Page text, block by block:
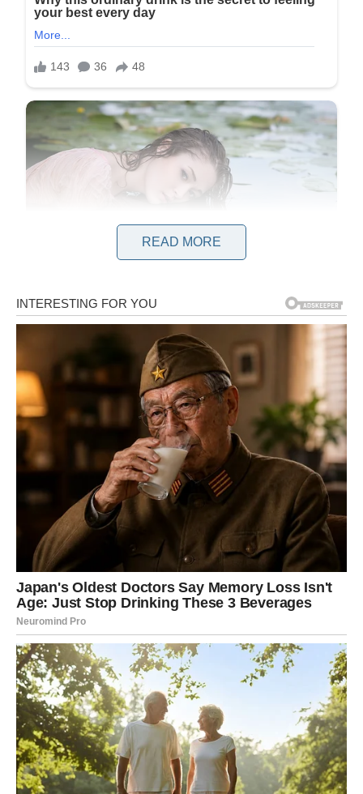
Radosna objava trudnoće Anje Alač, pored njenog
dvogodišnjeg sina Andreja, nesumnjivo je donela neizmernu
sreću Vesni, ponosnoj baki koja svoju ulogu već obavlja sa
velikim uspehom. Tokom svoje početne trudnoće, ova odana
majka otvoreno je izrazila želju da ima sina. U jednom
konkretnom slučaju, Anja je izjavila da je vodi isključivo njena
intuicija. Bila je potpuno svjesna da je ova uloga koju preuzima
nedvojbeno najznačajnija u njenom dosadašnjem životu.
“Aleksej je neverovatno i spokojno dete, i meni je veliko
zadovoljstvo da provodim vreme sa njim. Trenutno pravim
pauzu od posla kako bih se brinula o njemu, i iako zahtjevi
majčinstva mogu biti iscrpljujući, na to gledam kao na prirodan
dio života i trudim se prihvatiti svaki trenutak”. Ispričala je ličnu
anegdotu o svojoj majci, koja je poznata glumica, i o tome
READ MORE